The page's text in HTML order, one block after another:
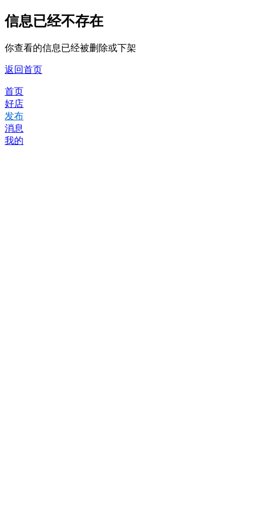
信息已经不存在
你查看的信息已经被删除或下架
返回首页
首页
好店
发布
消息
我的